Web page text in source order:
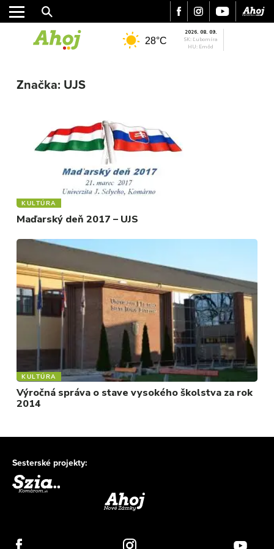
KULTÚRA
FOTKY
VIDEO
MIX
28°C
2026. 08. 09.
SK: Ľubomíra
HU: Emőd
Značka: UJS
KULTÚRA
Maďarský deň 2017 – UJS
KULTÚRA
Výročná správa o stave vysokého školstva za rok
2014
Sesterské projekty: